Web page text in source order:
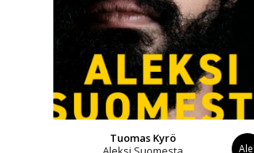
Tuomas Kyrö
Ale!